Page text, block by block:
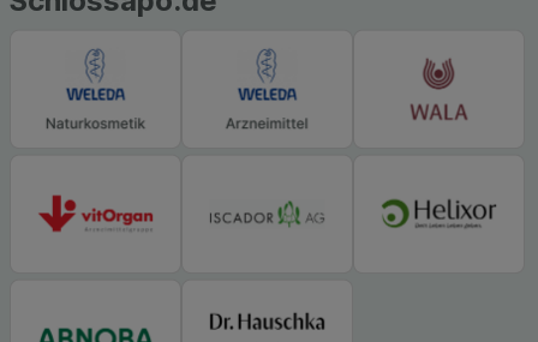
Statistik & Tracking:
Hierüber lassen sich
Informationen über die Art und Weise der Nutzung
unserer Website sammeln, mit deren Hilfe wir
unsere Website weiter für Sie optimieren können,
hierfür teilweise an Dritte wie z.B. Google oder
soziale Medien übertragen werden.